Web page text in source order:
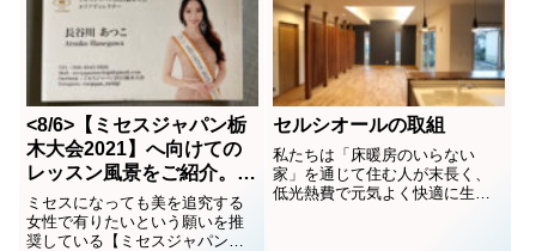
<8/6>【ミセスジャパン栃
木大会2021】へ向けての
レッスン風景をご紹介。母
から女性への大変身です。
ミセスになっても美を追究する
女性で有りたいという願いを推
奨している【ミセスジャパン栃
セルシオールの取組
私たちは「床暖房のいらない
家」を通じて住む人が末長く、
低光熱費で元気よく快適に生活